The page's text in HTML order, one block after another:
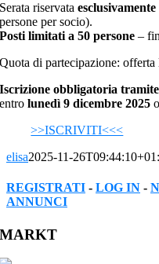
Serata riservata
persone per socio).
Posti limitati a 50 persone –
Quota di partecipazione:
Iscrizione obbligatoria tramite
entrolunedì 9 dicembre 2025
>>ISCRIVITI<<<
elisa2025-11-
REGISTRATI - LOG IN -
ANNUNCI
Facebook
Twitter
Reddit
LinkedIn
WhatsApp
Tumblr
Pinterest
Vk
Xing
Email
MARKT